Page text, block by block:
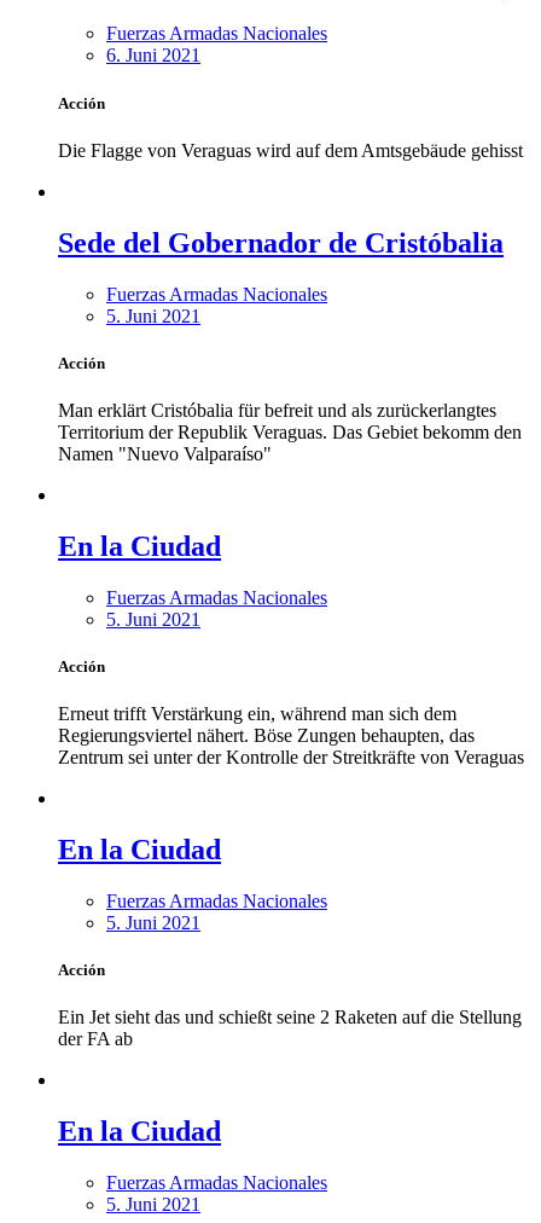
Fuerzas Armadas Nacionales
6. Juni 2021
Acción
Die Flagge von Veraguas wird auf dem Amtsgebäude gehisst
Sede del Gobernador de Cristóbalia
Fuerzas Armadas Nacionales
5. Juni 2021
Acción
Man erklärt Cristóbalia für befreit und als zurückerlangtes
Territorium der Republik Veraguas. Das Gebiet bekomm den
Namen "Nuevo Valparaíso"
En la Ciudad
Fuerzas Armadas Nacionales
5. Juni 2021
Acción
Erneut trifft Verstärkung ein, während man sich dem
Regierungsviertel nähert. Böse Zungen behaupten, das
Zentrum sei unter der Kontrolle der Streitkräfte von Veraguas
En la Ciudad
Fuerzas Armadas Nacionales
5. Juni 2021
Acción
Ein Jet sieht das und schießt seine 2 Raketen auf die Stellung
der FA ab
En la Ciudad
Fuerzas Armadas Nacionales
5. Juni 2021